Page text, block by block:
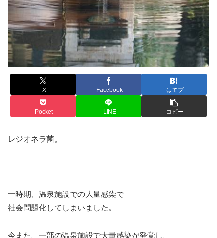
X Facebook はてブ
Pocket LINE コピー
レジオネラ菌。
一時期、温泉施設での大量感染で
社会問題化してしまいました。
今また、一部の温泉施設で大量感染が発覚し、